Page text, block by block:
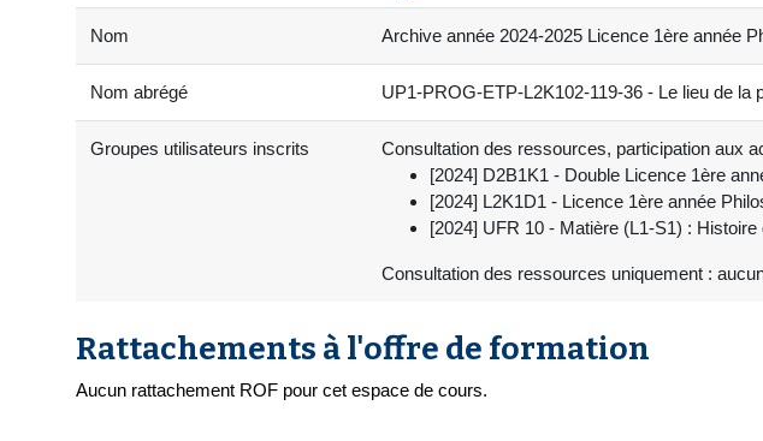
Nom Archive année 2024-2025 Licence 1ère année
Nom abrégé UP1-PROG-ETP-L2K102-119-36 - Le lieu de la
Groupes utilisateurs inscrits
Consultation des ressources, participation aux
[2024] D2B1K1 - Double Licence 1ère
[2024] L2K1D1 - Licence 1ère année
[2024] UFR 10 - Matière (L1-S1) :
Consultation des ressources uniquement :
Rattachements à l'offre de formation
Aucun rattachement ROF pour cet espace de cours.